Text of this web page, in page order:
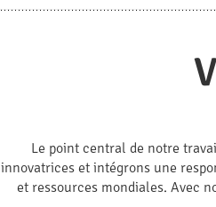
Le point central de notre
innovatrices et intégrons une
et ressources mondiales. Avec